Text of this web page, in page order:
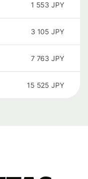
1 553 JPY
3 105 JPY
7 763 JPY
15 525 JPY